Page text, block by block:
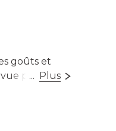
goûts et
presque à
... Plus